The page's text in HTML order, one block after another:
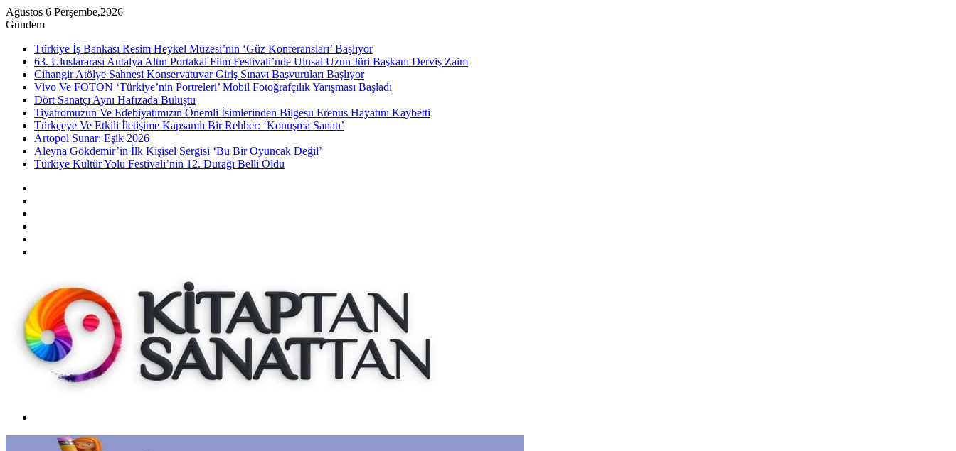
Ağustos 6 Perşembe,2026
Gündem
Türkiye İş Bankası Resim Heykel Müzesi’nin ‘Güz Konferansları’ Başlıyor
63. Uluslararası Antalya Altın Portakal Film Festivali’nde Ulusal Uzun Jüri Başkanı Derviş Zaim
Cihangir Atölye Sahnesi Konservatuvar Giriş Sınavı Başvuruları Başlıyor
Vivo Ve FOTON ‘Türkiye’nin Portreleri’ Mobil Fotoğrafçılık Yarışması Başladı
Dört Sanatçı Aynı Hafızada Buluştu
Tiyatromuzun Ve Edebiyatımızın Önemli İsimlerinden Bilgesu Erenus Hayatını Kaybetti
Türkçeye Ve Etkili İletişime Kapsamlı Bir Rehber: ‘Konuşma Sanatı’
Artopol Sunar: Eşik 2026
Aleyna Gökdemir’in İlk Kişisel Sergisi ‘Bu Bir Oyuncak Değil’
Türkiye Kültür Yolu Festivali’nin 12. Durağı Belli Oldu